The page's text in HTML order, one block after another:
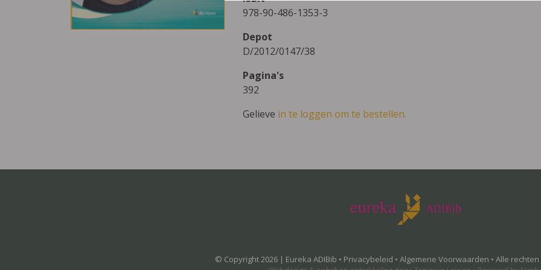
978-90-486-1353-3
Depot
D/2012/0147/38
Pagina's
392
Gelieve in te loggen om te bestellen.
© Copyright 2026 | Eureka ADIBib • Privacybeleid • Algemene Voorwaarden • Alle